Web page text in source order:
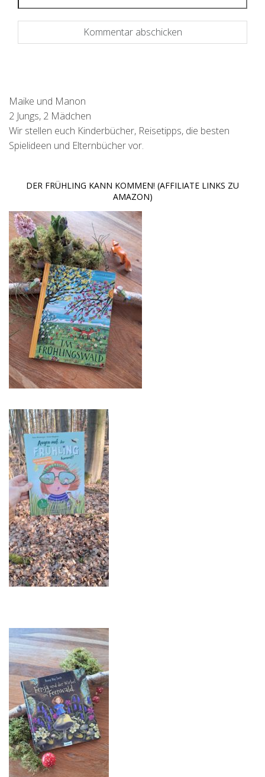
Maike und Manon
2 Jungs, 2 Mädchen
Wir stellen euch Kinderbücher, Reisetipps, die besten
Spielideen und Elternbücher vor.
DER FRÜHLING KANN KOMMEN! (AFFILIATE LINKS ZU
AMAZON)